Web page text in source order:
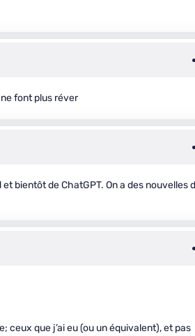
font plus réver
bientôt de ChatGPT. On a des nouvelles
que j’ai eu (ou un équivalent), et pas